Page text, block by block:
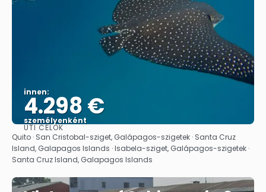
innen:
4.298 €
személyenként
Megnézem
ÚTI CÉLOK
Quito · San Cristobal-sziget, Galápagos-szigetek · Santa Cruz
Island, Galapagos Islands · Isabela-sziget, Galápagos-szigetek ·
Santa Cruz Island, Galapagos Islands